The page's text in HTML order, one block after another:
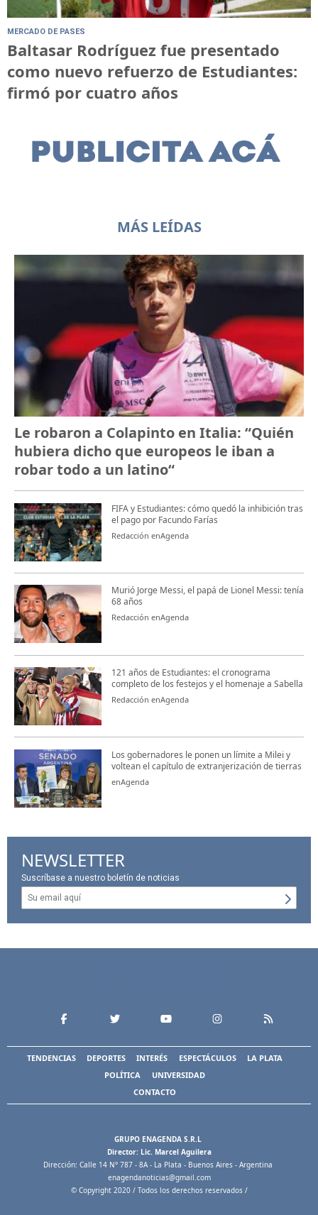
MERCADO DE PASES
Baltasar Rodríguez fue presentado
como nuevo refuerzo de Estudiantes:
firmó por cuatro años
MÁS LEÍDAS
Le robaron a Colapinto en Italia: “Quién
hubiera dicho que europeos le iban a
robar todo a un latino“
FIFA y Estudiantes: cómo quedó la inhibición tras
el pago por Facundo Farías
Redacción enAgenda
Murió Jorge Messi, el papá de Lionel Messi: tenía
68 años
Redacción enAgenda
121 años de Estudiantes: el cronograma
completo de los festejos y el homenaje a Sabella
Redacción enAgenda
Los gobernadores le ponen un límite a Milei y
voltean el capítulo de extranjerización de tierras
enAgenda
NEWSLETTER
Suscríbase a nuestro boletín de noticias
TENDENCIAS DEPORTES INTERÉS ESPECTÁCULOS
LA PLATA
POLÍTICA
UNIVERSIDAD
CONTACTO
GRUPO ENAGENDA S.R.L
Director: Lic. Marcel Aguilera
Dirección: Calle 14 N° 787 - 8A - La Plata - Buenos Aires - Argentina
enagendanoticias@gmail.com
© Copyright 2020 / Todos los derechos reservados /